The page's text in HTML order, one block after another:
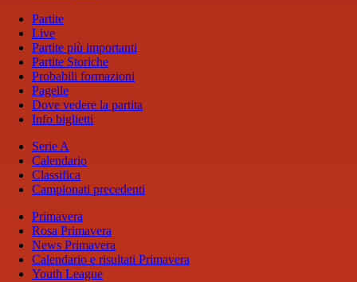
Partite
Live
Partite più importanti
Partite Storiche
Probabili formazioni
Pagelle
Dove vedere la partita
Info biglietti
Serie A
Calendario
Classifica
Campionati precedenti
Primavera
Rosa Primavera
News Primavera
Calendario e risultati Primavera
Youth League